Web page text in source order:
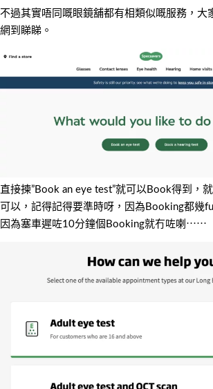
不過其實唔同嘅眼鏡舖都有相類似嘅服務，大
網到睇睇。
直接揀”Book an eye test”就可以Book得到，
可以，記得記得要準時呀，因為Booking都幾
因為塞車遲咗10分鐘個Booking就冇咗喇⋯⋯